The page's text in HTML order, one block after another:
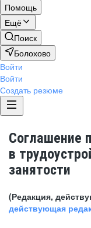
Помощь
Ещё
Поиск
Болохово
Войти
Войти
Создать резюме
Соглашение
в
занятости
(Редакция,
действующая